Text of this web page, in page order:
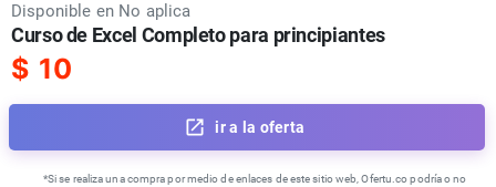
Disponible en No aplica
Curso de Excel Completo para principiantes
$ 10
ir a la oferta
*Si se realiza una compra por medio de enlaces de este sitio web, Ofertu.co podría o no